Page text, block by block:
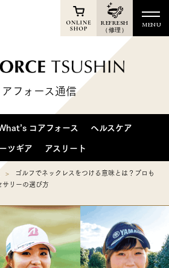
REFRESH
（修理）
MENU
アフォース通信
コアフォース
ヘルスケア
ツギア
アスリート
ゴルフでネックレスをつける意味とは？プロも
リーの選び方